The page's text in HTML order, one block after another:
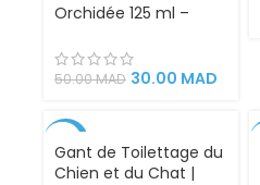
Orchidée 125 ml –
Chiens
50.00MAD 30.00 MAD
Gant de Toilettage du
Chien et du Chat |